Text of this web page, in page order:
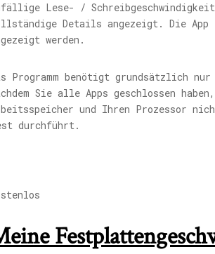
Lese- /
Details angezeigt. Die
werden.
Programm benötigt grundsätzlich
Sie alle Apps geschlossen
und Ihren Prozessor
durchführt.